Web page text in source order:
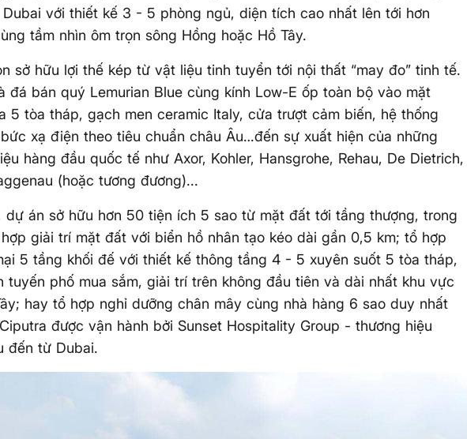
Dubai với thiết kế 3 - 5 phòng ngủ, diện tích cao nhất lên tới hơn
tầm nhìn ôm trọn sông Hồng hoặc Hồ Tây.
sở hữu lợi thế kép từ vật liệu tinh tuyển tới nội thất “may đo” tinh tế.
đá bán quý Lemurian Blue cùng kính Low-E ốp toàn bộ vào mặt
5 tòa tháp, gạch men ceramic Italy, cửa trượt cảm biến, hệ thống
xạ điện theo tiêu chuẩn châu Âu…đến sự xuất hiện của những
hàng đầu quốc tế như Axor, Kohler, Hansgrohe, Rehau, De Dietrich,
(hoặc tương đương)...
dự án sở hữu hơn 50 tiện ích 5 sao từ mặt đất tới tầng thượng, trong
giải trí mặt đất với biển hồ nhân tạo kéo dài gần 0,5 km; tổ hợp
5 tầng khối đế với thiết kế thông tầng 4 - 5 xuyên suốt 5 tòa tháp,
tuyến phố mua sắm, giải trí trên không đầu tiên và dài nhất khu vực
hay tổ hợp nghỉ dưỡng chân mây cùng nhà hàng 6 sao duy nhất
được vận hành bởi Sunset Hospitality Group - thương hiệu
đến từ Dubai.